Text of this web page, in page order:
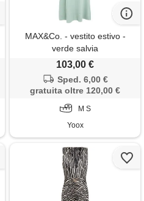
MAX&Co. - vestito estivo -
verde salvia
103,00 €
Sped. 6,00 €
gratuita oltre 120,00 €
M S
Yoox